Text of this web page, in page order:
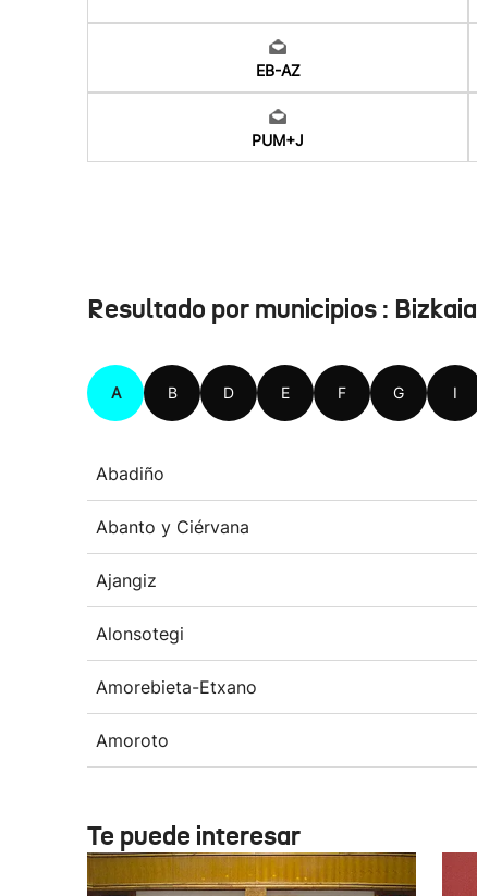
EB-AZ
PUM+J
Resultado por municipios : Bizkaia
A B D E F G I
Abadiño
Abanto y Ciérvana
Ajangiz
Alonsotegi
Amorebieta-Etxano
Amoroto
Te puede interesar